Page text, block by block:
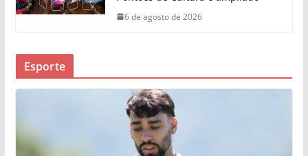
6 de agosto de 2026
Esporte